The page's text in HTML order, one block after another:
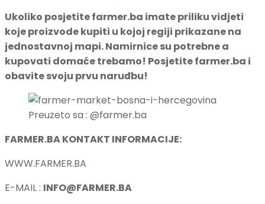
Ukoliko posjetite farmer.ba imate priliku vidjeti
koje proizvode kupiti u kojoj regiji prikazane na
jednostavnoj mapi. Namirnice su potrebne a
kupovati domaće trebamo! Posjetite farmer.ba i
obavite svoju prvu naruđbu!
Preuzeto sa : @farmer.ba
FARMER.BA KONTAKT INFORMACIJE:
WWW.FARMER.BA
E-MAIL : INFO@FARMER.BA